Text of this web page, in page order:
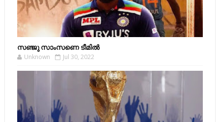
സഞ്ജു സാംസണെ ടീമില്‍
Unknown Jul 30, 2022